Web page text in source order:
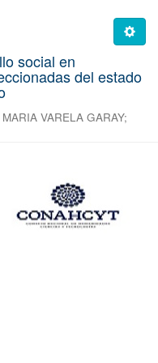
social en
del estado
VARELA GARAY;